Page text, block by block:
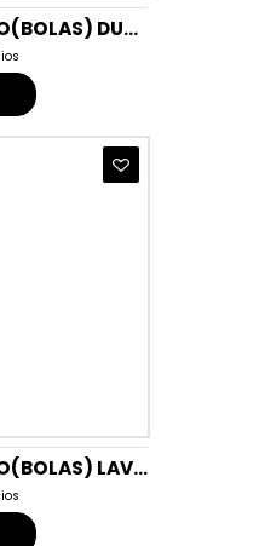
BREF WC POWER ACTIV APARATO(BOLAS) DUPLO LIMON
BREF WC POWER ACTIV APARATO(BOLAS) LAVANDA